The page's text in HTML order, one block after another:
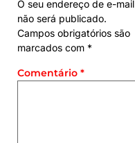
O seu endereço de e-mail
não será publicado.
Campos obrigatórios são
marcados com *
Comentário *